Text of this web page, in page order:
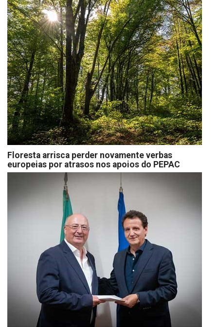
Floresta arrisca perder novamente verbas
europeias por atrasos nos apoios do PEPAC